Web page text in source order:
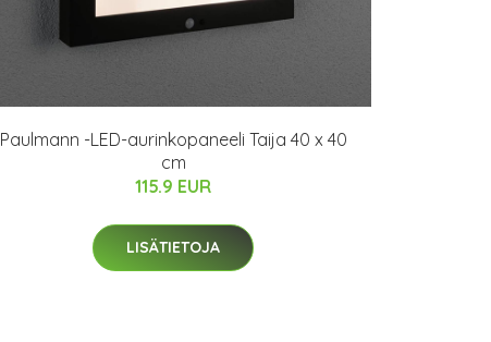
Paulmann -LED-aurinkopaneeli Taija 40 x 40
cm
115.9 EUR
LISÄTIETOJA